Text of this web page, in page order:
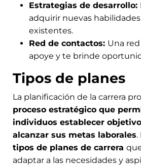
Estrategias de desarrollo:
adquirir nuevas
existentes.
Red de contactos: Una
apoye y te brinde
Tipos de planes
La planificación de la carrera
proceso estratégico que
individuos establecer
alcanzar sus metas laborales.
tipos de planes de carrera
adaptar a las necesidades y